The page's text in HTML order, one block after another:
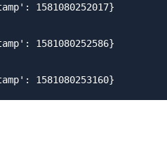
1581080252017}
1581080252586}